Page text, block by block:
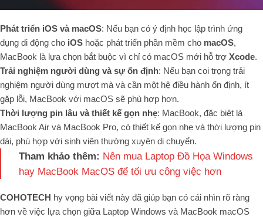
Phát triển iOS và macOS: Nếu bạn có ý định học lập trình ứng
dụng di động cho iOS hoặc phát triển phần mềm cho macOS,
MacBook là lựa chọn bắt buộc vì chỉ có macOS mới hỗ trợ Xcode.
Trải nghiệm người dùng và sự ổn định: Nếu bạn coi trọng trải
nghiệm người dùng mượt mà và cần một hệ điều hành ổn định, ít
gặp lỗi, MacBook với macOS sẽ phù hợp hơn.
Thời lượng pin lâu và thiết kế gọn nhẹ: MacBook, đặc biệt là
MacBook Air và MacBook Pro, có thiết kế gọn nhẹ và thời lượng pin
dài, phù hợp với sinh viên thường xuyên di chuyển.
Tham khảo thêm: Nên mua Laptop Đồ Họa Windows
hay MacBook MacOS để tối ưu công việc hơn
COHOTECH hy vọng bài viết này đã giúp bạn có cái nhìn rõ ràng
hơn về việc lựa chọn giữa Laptop Windows và MacBook macOS